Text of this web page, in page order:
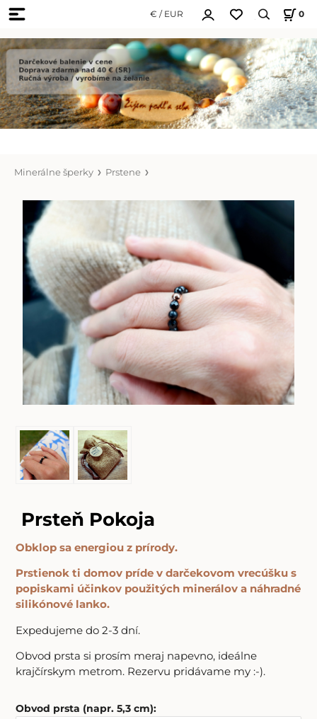
€ / EUR 0
Minerálne šperky Prstene
Prsteň Pokoja
Obklop sa energiou z prírody.
Prstienok ti domov príde v darčekovom vrecúšku s
popiskami účinkov použitých minerálov a náhradné
silikónové lanko.
Expedujeme do 2-3 dní.
Obvod prsta si prosím meraj napevno, ideálne
krajčírskym metrom. Rezervu pridávame my :-).
Obvod prsta (napr. 5,3 cm):